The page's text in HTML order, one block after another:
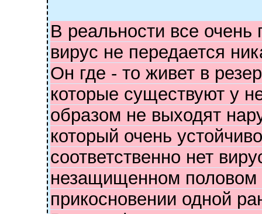
В реальности все очень
вирус не передается
Он где - то живет в
которые существуют у
образом не выходят
который очень
соответственно нет
незащищенном половом
прикосновении одной